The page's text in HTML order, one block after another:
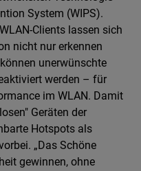
System (WIPS).
Clients lassen sich
nicht nur erkennen
unerwünschte
werden – für
im WLAN. Damit
Geräten der
Hotspots als
„Das Schöne
gewinnen, ohne